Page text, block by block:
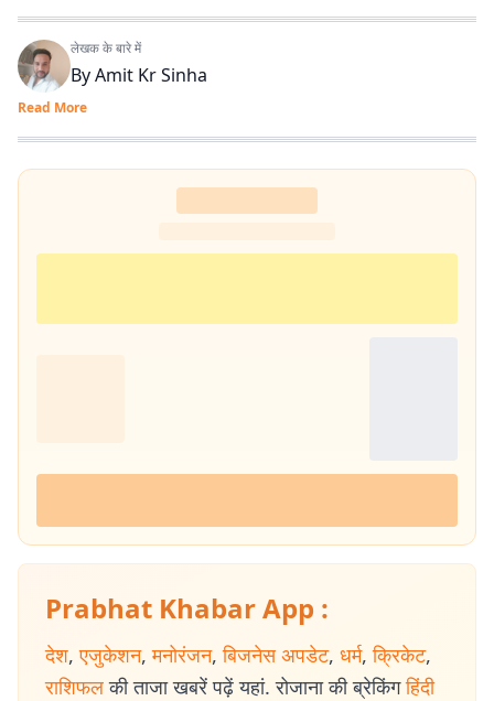
लेखक के बारे में
ByAmit Kr Sinha
Read More
Prabhat Khabar App :
देश, एजुकेशन, मनोरंजन, बिजनेस अपडेट, धर्म, क्रिकेट,
राशिफल की ताजा खबरें पढ़ें यहां. रोजाना की ब्रेकिंग हिंदी